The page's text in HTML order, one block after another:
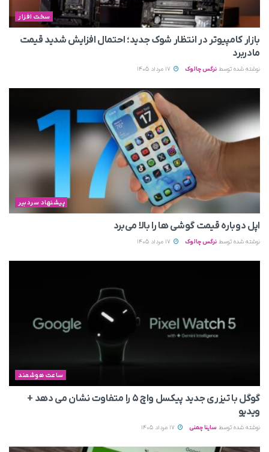
سخت افزار
بازار کامپیوتر در انتظار شوک جدید؛ احتمال افزایش شدید قیمت
مادربرد
نوشته شده توسط نرگس چالوک
پیشنهاد سردبیر
اپل دوباره قیمت‌ گوشی ها را بالا می‌برد
نوشته شده توسط نرگس چالوک
ساعت هوشمند
گوگل با تیزری جدید پیکسل واچ ۵ را متفاوت نشان می‌ دهد +
ویدیو
نوشته شده توسط ساینا چمنی